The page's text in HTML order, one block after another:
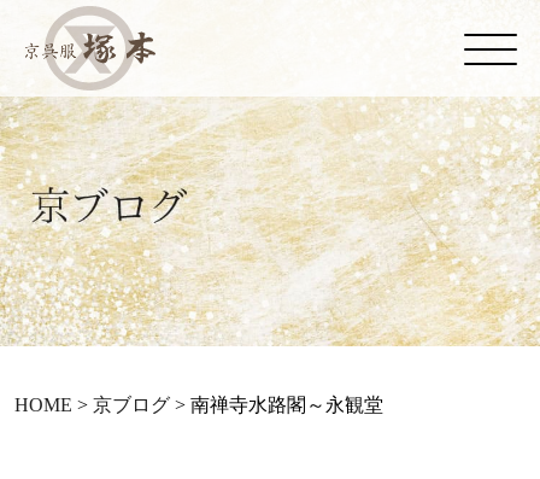
HOME > 京ブログ> 南禅寺水路閣～永観堂